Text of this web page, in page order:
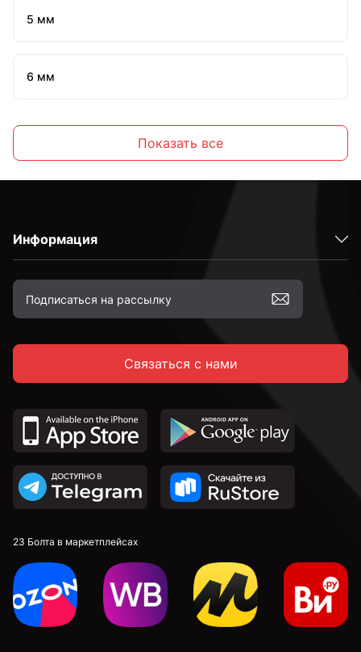
5 мм
6 мм
10 мм
12 мм
16 мм
18 мм
20 мм
22 мм
Показать все
Информация
Связаться с нами
23 Болта в маркетплейсах